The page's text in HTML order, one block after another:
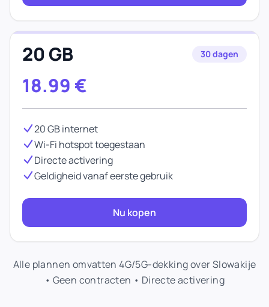
20 GB 30 dagen
18.99 €
20 GB internet
Wi-Fi hotspot toegestaan
Directe activering
Geldigheid vanaf eerste gebruik
Nu kopen
Alle plannen omvatten 4G/5G-dekking over Slowakije
• Geen contracten • Directe activering